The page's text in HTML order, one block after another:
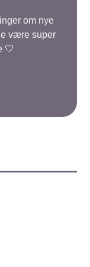
om nye
være super
🤍